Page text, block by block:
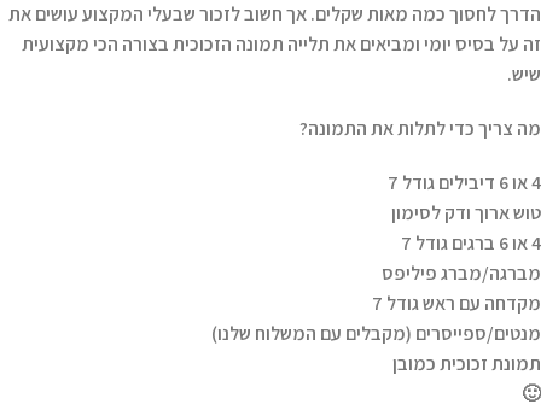
הדרך לחסוך כמה מאות שקלים. אך חשוב לזכור שבעלי המקצוע עושים את
זה על בסיס יומי ומביאים את תלייה תמונה הזכוכית בצורה הכי מקצועית
שיש.
מה צריך כדי לתלות את התמונה?
4 או 6 דיבילים גודל 7
טוש ארוך ודק לסימון
4 או 6 ברגים גודל 7
מברגה/מברג פיליפס
מקדחה עם ראש גודל 7
מנטים/ספייסרים (מקבלים עם המשלוח שלנו)
תמונת זכוכית כמובן
🙂